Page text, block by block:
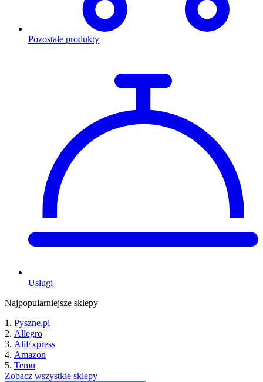
Pozostałe produkty
Usługi
Najpopularniejsze sklepy
Pyszne.pl
Allegro
AliExpress
Amazon
Temu
Zobacz wszystkie sklepy